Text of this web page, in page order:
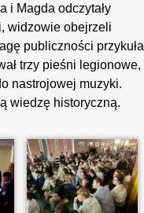
i Magda odczytały
widzowie obejrzeli
publiczności przykuła
trzy pieśni legionowe,
nastrojowej muzyki.
wiedzę historyczną.